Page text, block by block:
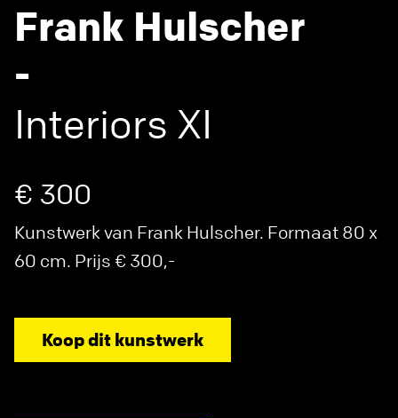
Frank Hulscher
-
Interiors XI
€ 300
Kunstwerk van Frank Hulscher. Formaat 80 x
60 cm. Prijs € 300,-
Koop dit kunstwerk